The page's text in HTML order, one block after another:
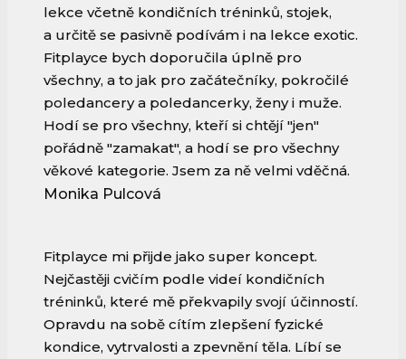
lekce včetně kondičních tréninků, stojek,
a určitě se pasivně podívám i na lekce exotic.
Fitplayce bych doporučila úplně pro
všechny, a to jak pro začátečníky, pokročilé
poledancery a poledancerky, ženy i muže.
Hodí se pro všechny, kteří si chtějí "jen"
pořádně "zamakat", a hodí se pro všechny
věkové kategorie. Jsem za ně velmi vděčná.
Monika Pulcová
Fitplayce mi přijde jako super koncept.
Nejčastěji cvičím podle videí kondičních
tréninků, které mě překvapily svojí účinností.
Opravdu na sobě cítím zlepšení fyzické
kondice, vytrvalosti a zpevnění těla. Líbí se